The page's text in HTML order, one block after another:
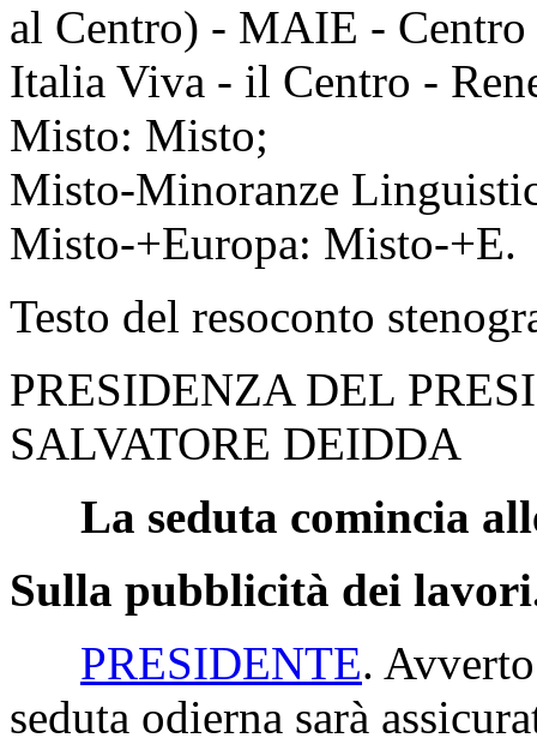
al Centro) - MAIE -
Italia Viva - il Centro -
Misto: Misto;
Misto-Minoranze
Misto-+Europa: Misto-+E.
Testo del resoconto
PRESIDENZA DEL
SALVATORE DEIDDA
La seduta comincia
Sulla pubblicità dei
PRESIDENTE.
seduta odierna sarà